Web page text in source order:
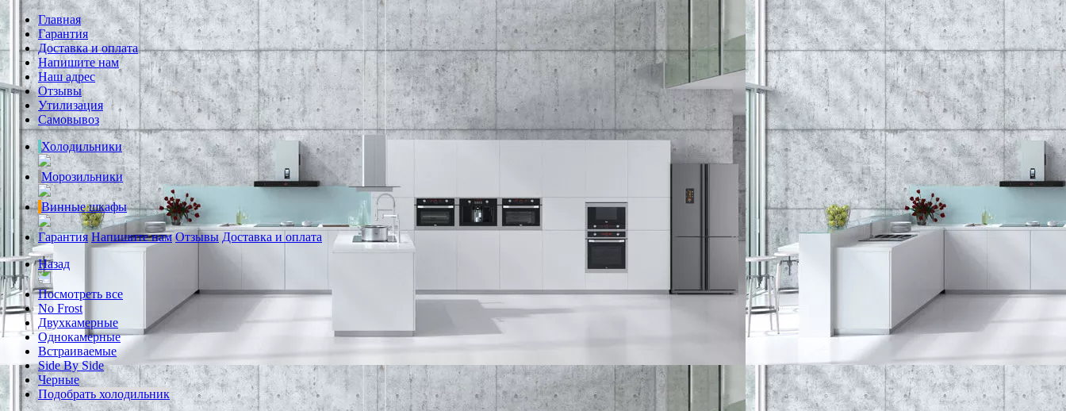
Главная
Гарантия
Доставка и оплата
Напишите нам
Наш адрес
Отзывы
Утилизация
Самовывоз
Холодильники
Морозильники
Винные шкафы
Гарантия Напишите нам Отзывы Доставка и оплата
Назад
Посмотреть все
No Frost
Двухкамерные
Однокамерные
Встраиваемые
Side By Side
Черные
Подобрать холодильник